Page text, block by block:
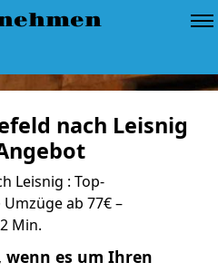
nach Leisnig
Leisnig : Top-
ab 77€ –
Min.
es um Ihren